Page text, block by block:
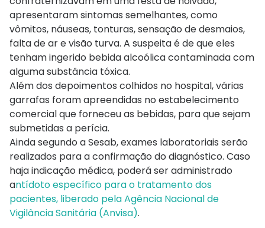
apresentaram sintomas semelhantes, como
vômitos, náuseas, tonturas, sensação de desmaios,
falta de ar e visão turva. A suspeita é de que eles
tenham ingerido bebida alcoólica contaminada com
alguma substância tóxica.
Além dos depoimentos colhidos no hospital, várias
garrafas foram apreendidas no estabelecimento
comercial que forneceu as bebidas, para que sejam
submetidas a perícia.
Ainda segundo a Sesab, exames laboratoriais serão
realizados para a confirmação do diagnóstico. Caso
haja indicação médica, poderá ser administrado
antídoto específico para o tratamento dos
pacientes, liberado pela Agência Nacional de
Vigilância Sanitária (Anvisa).